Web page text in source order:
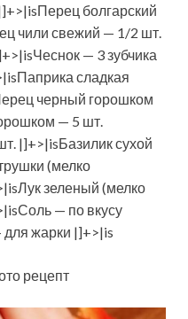
болгарский
чили свежий — 1/2 шт.
— 3 зубчика
сладкая
черный горошком
— 5 шт.
|]+>|isБазилик сухой
(мелко
зеленый (мелко
— по вкусу
жарки |]+>|is
рецепт